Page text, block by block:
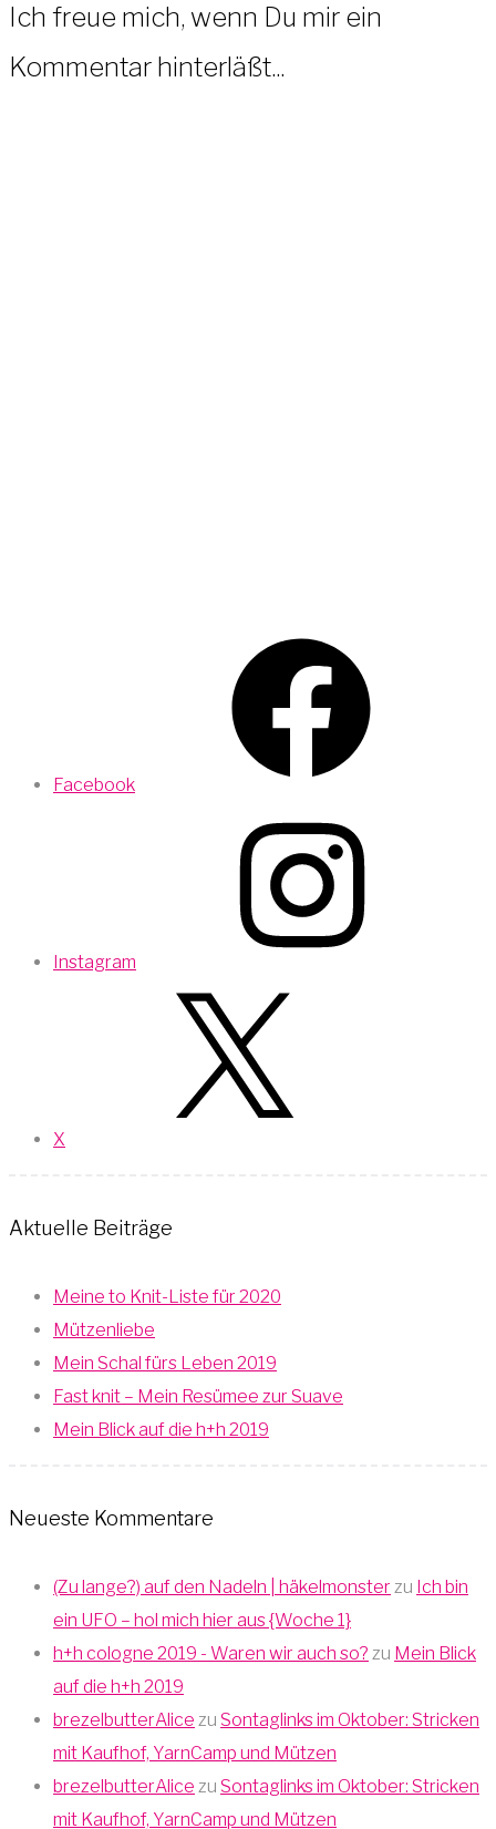
Ich freue mich, wenn Du mir ein
Kommentar hinterläßt...
Facebook
Instagram
X
Aktuelle Beiträge
Meine to Knit-Liste für 2020
Mützenliebe
Mein Schal fürs Leben 2019
Fast knit – Mein Resümee zur Suave
Mein Blick auf die h+h 2019
Neueste Kommentare
(Zu lange?) auf den Nadeln | häkelmonster zu Ich bin
ein UFO – hol mich hier aus {Woche 1}
h+h cologne 2019 - Waren wir auch so? zu Mein Blick
auf die h+h 2019
brezelbutterAlice zu Sontaglinks im Oktober: Stricken
mit Kaufhof, YarnCamp und Mützen
brezelbutterAlice zu Sontaglinks im Oktober: Stricken
mit Kaufhof, YarnCamp und Mützen